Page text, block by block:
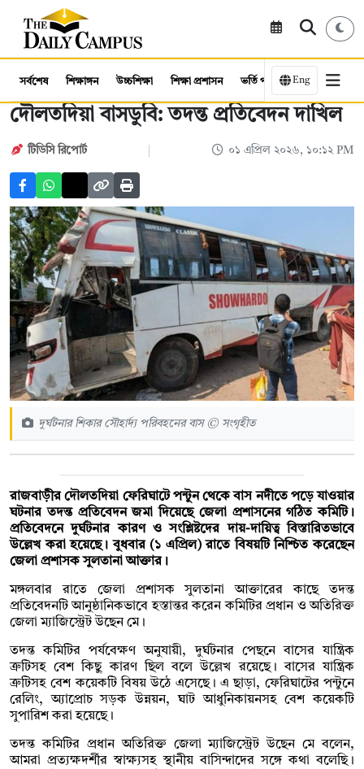
সর্বশেষ শিক্ষাঙ্গন উচ্চশিক্ষা শিক্ষা প্রশাসন ভর্তি পরীক্ষা কর্মসংস্থান
Eng
দৌলতদিয়া বাসডুবি: তদন্ত প্রতিবেদন দাখিল
টিডিসি ‍রিপোর্ট ০১ এপ্রিল ২০২৬, ১০:১২ PM
দুর্ঘটনার শিকার সৌহার্দ্য পরিবহনের বাস © সংগৃহীত
রাজবাড়ীর দৌলতদিয়া ফেরিঘাটে পন্টুন থেকে বাস নদীতে পড়ে যাওয়ার
ঘটনার তদন্ত প্রতিবেদন জমা দিয়েছে জেলা প্রশাসনের গঠিত কমিটি।
প্রতিবেদনে দুর্ঘটনার কারণ ও সংশ্লিষ্টদের দায়-দায়িত্ব বিস্তারিতভাবে
উল্লেখ করা হয়েছে। বুধবার (১ এপ্রিল) রাতে বিষয়টি নিশ্চিত করেছেন
জেলা প্রশাসক সুলতানা আক্তার।
মঙ্গলবার রাতে জেলা প্রশাসক সুলতানা আক্তারের কাছে তদন্ত
প্রতিবেদনটি আনুষ্ঠানিকভাবে হস্তান্তর করেন কমিটির প্রধান ও অতিরিক্ত
জেলা ম্যাজিস্ট্রেট উছেন মে।
তদন্ত কমিটির পর্যবেক্ষণ অনুযায়ী, দুর্ঘটনার পেছনে বাসের যান্ত্রিক
ত্রুটিসহ বেশ কিছু কারণ ছিল বলে উল্লেখ রয়েছে। বাসের যান্ত্রিক
ত্রুটিসহ বেশ কয়েকটি বিষয় উঠে এসেছে। এ ছাড়া, ফেরিঘাটের পন্টুনে
রেলিং, অ্যাপ্রোচ সড়ক উন্নয়ন, ঘাট আধুনিকায়নসহ বেশ কয়েকটি
সুপারিশ করা হয়েছে।
তদন্ত কমিটির প্রধান অতিরিক্ত জেলা ম্যাজিস্ট্রেট উছেন মে বলেন,
আমরা প্রত্যক্ষদর্শীর স্বাক্ষ্যসহ স্থানীয় বাসিন্দাদের সঙ্গে কথা বলেছি।